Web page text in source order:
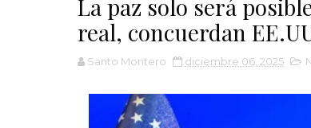
La paz solo será
real, concuerdan
Santo Montero diciembre 06, 2025